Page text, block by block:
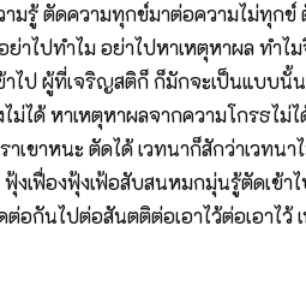
มรู้ ตัดความทุกข์มาต่อความไม่ทุกข์
ไปทำไม อย่าไปหาเหตุหาผล ทำไม
าไป ผู้ที่เจริญสติก็ ก็มักจะเป็นแบบนั้
ได้ หาเหตุหาผลจากความโกรธไม่ไ
ขาหนะ ตัดได้ เวทนาก็สักว่าเวทนา
เฟื่องฟุ้งเฟ้อสับสนหมกมุ่นรู้ตัดเข้าไ
อกันไปต่อสันตติต่อเอาไว้ต่อเอาไว้